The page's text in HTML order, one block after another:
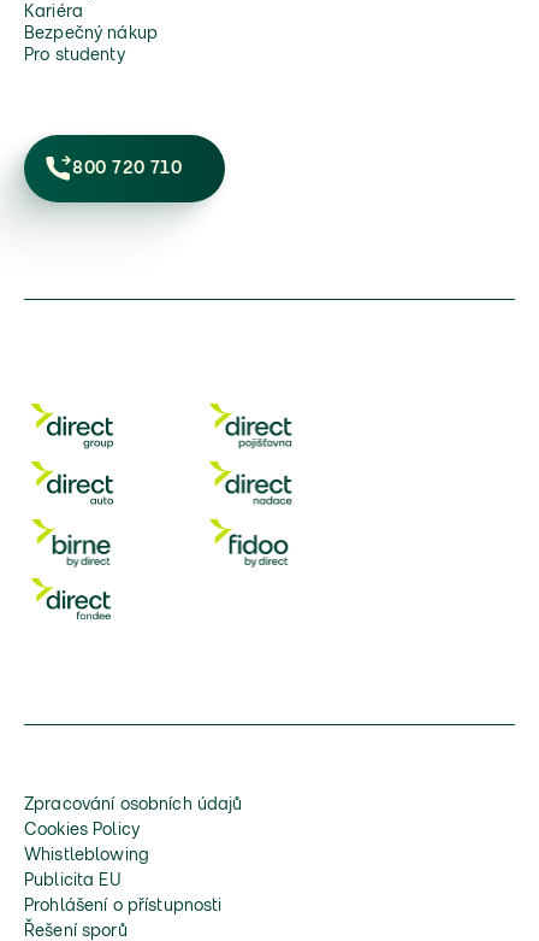
Kariéra
Bezpečný nákup
Pro studenty
800 720 710
Zpracování osobních údajů
Cookies Policy
Whistleblowing
Publicita EU
Prohlášení o přístupnosti
Řešení sporů